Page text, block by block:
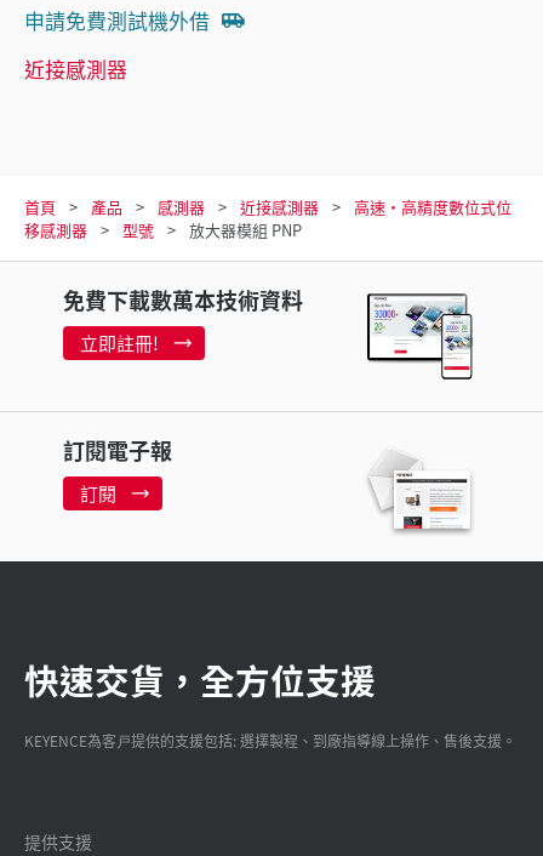
申請免費測試機外借
近接感測器
首頁 產品 感測器 近接感測器
高速·高精度數位式位
移感測器
型號 放大器模組 PNP
免費下載數萬本技術資料
立即註冊!
訂閱電子報
訂閱
快速交貨，全方位支援
KEYENCE為客戸提供的支援包括: 選擇製程、到廠指導線上操作、售後支援。
提供支援